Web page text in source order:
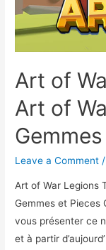
Art of
Art of
Leave a Comment
Art of War Legions
Gemmes et Pieces
vous présenter ce
et à partir